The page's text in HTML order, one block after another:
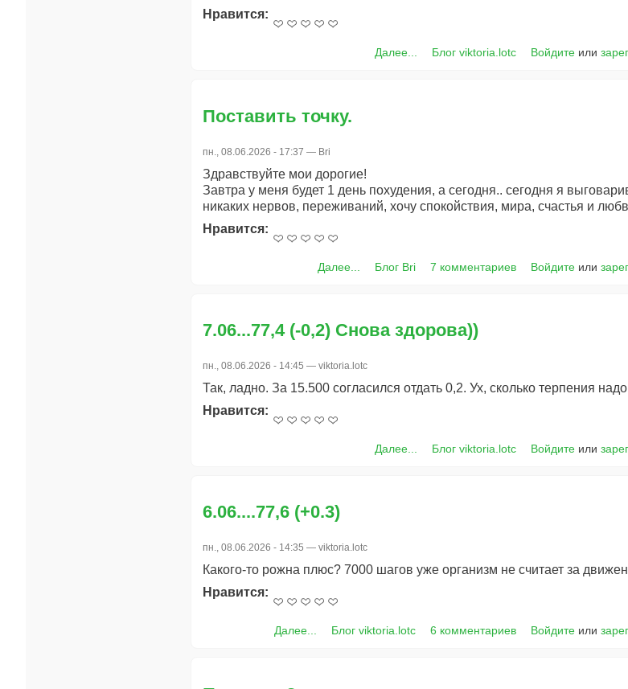
Нравится:
Далее... Блог viktoria.lotc Войдите или
Поставить точку.
пн., 08.06.2026 - 17:37 — Bri
Здравствуйте мои дорогие!
Завтра у меня будет 1 день похудения, а сегодня.. сегодня я
никаких нервов, переживаний, хочу спокойствия, мира, счастья и
Нравится:
Далее... Блог Bri 7 комментариев Войдите или
7.06...77,4 (-0,2) Снова здорова))
пн., 08.06.2026 - 14:45 — viktoria.lotc
Так, ладно. За 15.500 согласился отдать 0,2. Ух, сколько терпения
Нравится:
Далее... Блог viktoria.lotc Войдите или
6.06....77,6 (+0.3)
пн., 08.06.2026 - 14:35 — viktoria.lotc
Какого-то рожна плюс? 7000 шагов уже организм не считает за
Нравится:
Далее... Блог viktoria.lotc 6 комментариев Войдите или